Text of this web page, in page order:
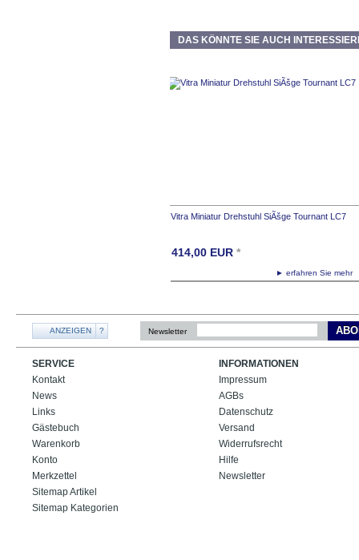
DAS KÖNNTE SIE AUCH
Vitra Miniatur Drehstuhl SiÃšge Tournant LC7
► erfahren Sie
414,00 EUR *
ANZEIGEN ? Newsletter
SERVICE
Kontakt
News
Links
Gästebuch
Warenkorb
Konto
Merkzettel
Sitemap Artikel
Sitemap Kategorien
INFORMATIONEN
Impressum
AGBs
Datenschutz
Versand
Widerrufsrecht
Hilfe
Newsletter